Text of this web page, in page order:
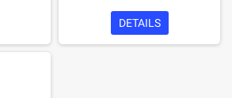
DETAILS